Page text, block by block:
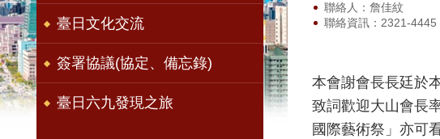
臺日文化交流
簽署協議(協定、備忘錄)
臺日六九發現之旅
聯絡人：詹佳紋
聯絡資訊：2321-4445
本會謝會長長廷於
致詞歡迎大山會長
國際藝術祭」亦可